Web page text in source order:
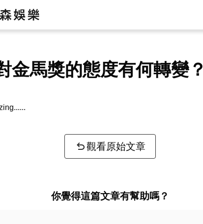
金馬獎的態度有何轉變？
觀看原始文章
你覺得這篇文章有幫助嗎？